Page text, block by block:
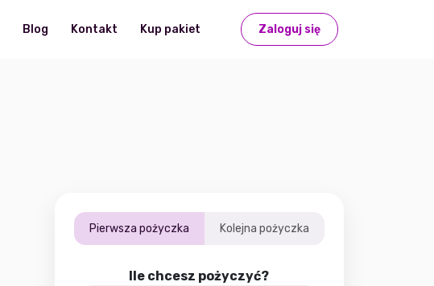
Blog Kontakt Kup pakiet Zaloguj się
Pierwsza pożyczka Kolejna pożyczka
Ile chcesz pożyczyć?